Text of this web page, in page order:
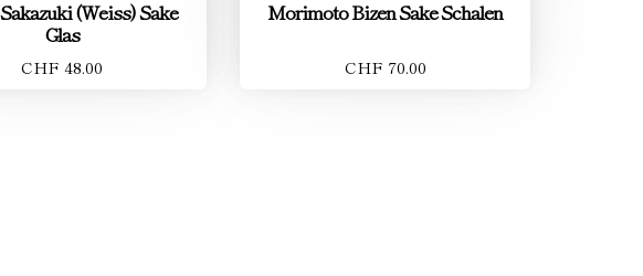
(Weiss) Sake
Glas
CHF 48.00
Morimoto Bizen Sake Schalen
CHF 70.00